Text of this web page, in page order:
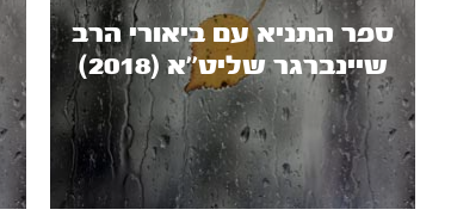
ספר התניא עם ביאורי הרב
שיינברגר שליט’’א (2018)